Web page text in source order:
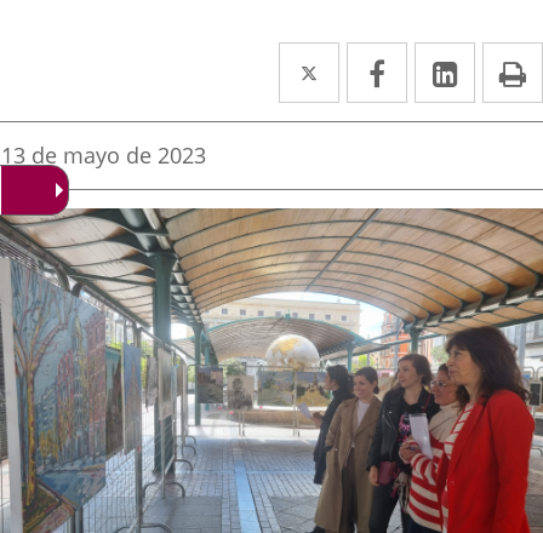
Twitter
Enlace
a
aplicación
externa.
Facebook
Enlace
a
aplicación
externa.
Enlace
a
Fecha
de
noticia
13 de mayo de 2023